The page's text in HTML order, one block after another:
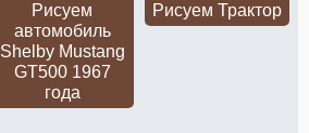
Рисуем
автомобиль
Shelby Mustang
GT500 1967
года
Рисуем Трактор